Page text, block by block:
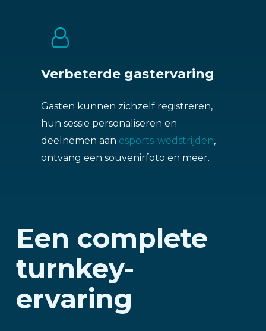
Verbeterde gastervaring
Gasten kunnen zichzelf registreren,
hun sessie personaliseren en
deelnemen aan esports-wedstrijden,
ontvang een souvenirfoto en meer.
Een complete
turnkey-
ervaring